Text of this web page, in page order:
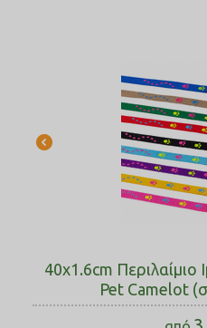
40x1.6cm
Pet Camelot